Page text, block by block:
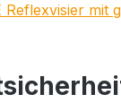
Reflexvisier